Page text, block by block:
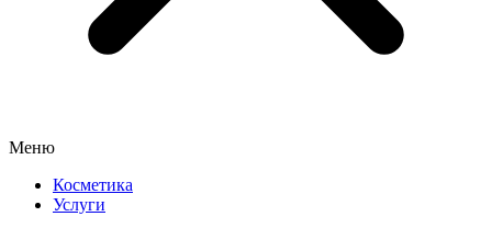
Меню
Косметика
Услуги